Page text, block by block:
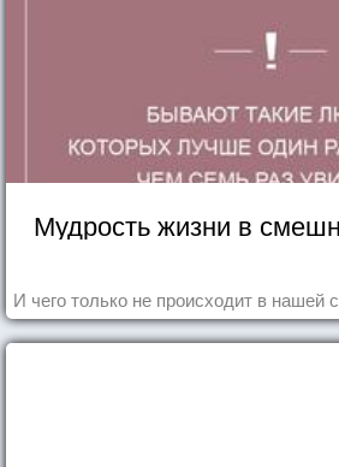
Мудрость жизни в
И чего только не происходит в нашей